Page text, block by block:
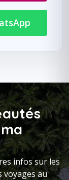
infos sur les
voyages au